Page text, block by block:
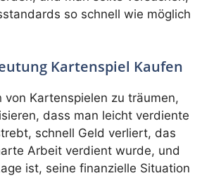
so schnell wie möglich
Kartenspiel Kaufen
von Kartenspielen zu träumen,
dass man leicht verdiente
schnell Geld verliert, das
Arbeit verdient wurde, und
ist, seine finanzielle Situation